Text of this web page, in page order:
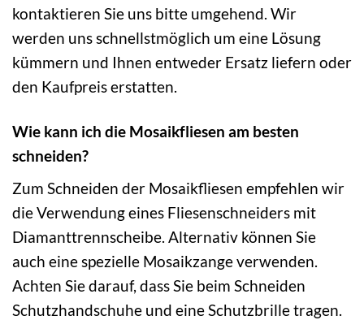
kontaktieren Sie uns bitte umgehend. Wir
werden uns schnellstmöglich um eine Lösung
kümmern und Ihnen entweder Ersatz liefern oder
den Kaufpreis erstatten.
Wie kann ich die Mosaikfliesen am besten
schneiden?
Zum Schneiden der Mosaikfliesen empfehlen wir
die Verwendung eines Fliesenschneiders mit
Diamanttrennscheibe. Alternativ können Sie
auch eine spezielle Mosaikzange verwenden.
Achten Sie darauf, dass Sie beim Schneiden
Schutzhandschuhe und eine Schutzbrille tragen.